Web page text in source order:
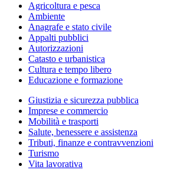
Agricoltura e pesca
Ambiente
Anagrafe e stato civile
Appalti pubblici
Autorizzazioni
Catasto e urbanistica
Cultura e tempo libero
Educazione e formazione
Giustizia e sicurezza pubblica
Imprese e commercio
Mobilità e trasporti
Salute, benessere e assistenza
Tributi, finanze e contravvenzioni
Turismo
Vita lavorativa